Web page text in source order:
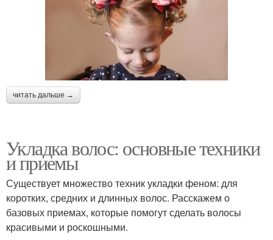
читать дальше →
Укладка волос: основные техники
и приемы
Существует множество техник укладки феном: для
коротких, средних и длинных волос. Расскажем о
базовых приемах, которые помогут сделать волосы
красивыми и роскошными.